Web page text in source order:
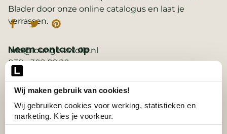
Wij maken gebruik van cookies!
Wij gebruiken cookies voor werking, statistieken en
marketing. Kies je voorkeur.
Blader door onze online catalogus en laat je
verrassen.
Belangrijke links
2D ontwerp
3D ontwerp
Collectie
Neem contact op
info@lounge-zwolle.nl
038 - 302 02 20
Anthony Fokkerstraat 3, 8013 NS Zwolle